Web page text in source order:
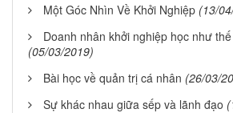
Một Góc Nhìn Về Khởi Nghiệp (13/
Doanh nhân khởi nghiệp học như
(05/03/2019)
Bài học về quản trị cá nhân (26/03/
Sự khác nhau giữa sếp và lãnh đạo